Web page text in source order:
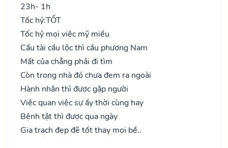
23h- 1h
Tốc hỷ:TỐT
Tốc hỷ mọi việc mỹ miều
Cầu tài cầu lộc thì cầu phương Nam
Mất của chẳng phải đi tìm
Còn trong nhà đó chưa đem ra ngoài
Hành nhân thì được gặp người
Việc quan việc sự ấy thời cùng hay
Bệnh tật thì được qua ngày
Gia trạch đẹp đẽ tốt thay mọi bề..